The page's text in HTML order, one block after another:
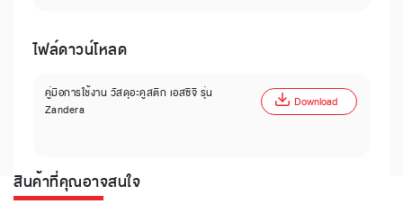
ไฟล์ดาวน์โหลด
คู่มือการใช้งาน วัสดุอะคูสติก เอสซีจี รุ่น
Zandera
Download
สินค้าที่คุณอาจสนใจ